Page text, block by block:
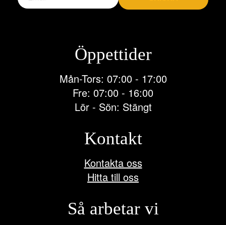
Öppettider
Mån-Tors: 07:00 - 17:00
Fre: 07:00 - 16:00
Lör - Sön: Stängt
Kontakt
Kontakta oss
Hitta till oss
Så arbetar vi